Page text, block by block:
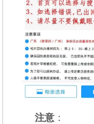
注意 ：